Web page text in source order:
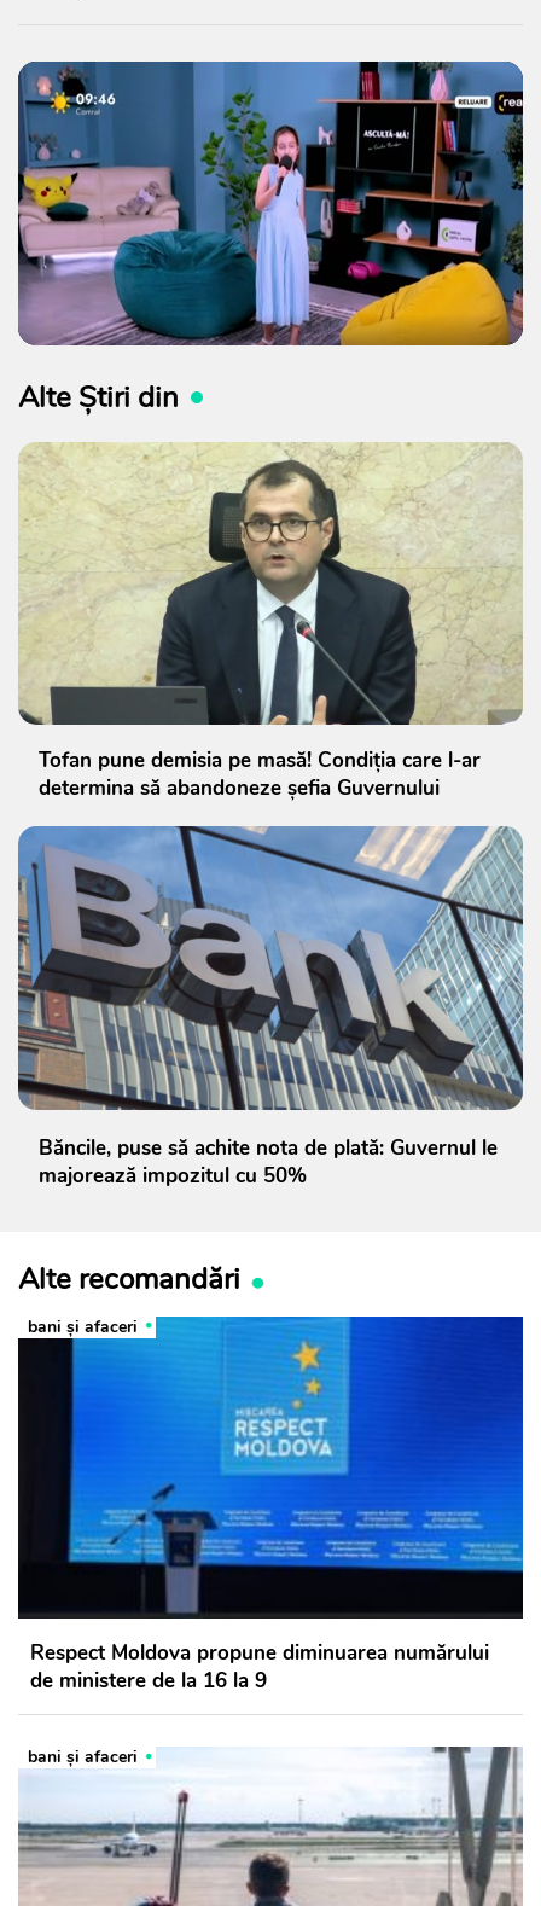
Alte Știri din
Tofan pune demisia pe masă! Condiția care l-ar
determina să abandoneze șefia Guvernului
Băncile, puse să achite nota de plată: Guvernul le
majorează impozitul cu 50%
Alte recomandări
bani și afaceri
Respect Moldova propune diminuarea numărului
de ministere de la 16 la 9
bani și afaceri